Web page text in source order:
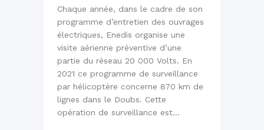
Chaque année, dans le cadre de son
programme d’entretien des ouvrages
électriques, Enedis organise une
visite aérienne préventive d’une
partie du réseau 20 000 Volts. En
2021 ce programme de surveillance
par hélicoptère concerne 870 km de
lignes dans le Doubs. Cette
opération de surveillance est...